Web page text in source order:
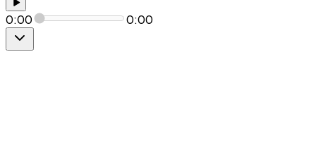
0:00 0:00